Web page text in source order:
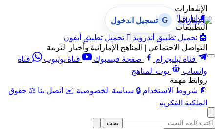
الإشعارات
🔔 إدارة الإشعارات
التطبيقات
🤖 تحميل تطبيق أندرويد  تحميل تطبيق آيفون
التواصل الاجتماعي | المناهج الإماراتية وأخبار التربية
قناة تيليجرام
صفحة فيسبوك قناة يوتيوب
قناة
واتساب
بوت المناهج
روابط مهمة
📄 شروط الاستخدام 🔒 سياسة الخصوصية ✉️ اتصل بنا ⚖️ حقوق
الملكية الفكرية
G تسجيل الدخول
بحث